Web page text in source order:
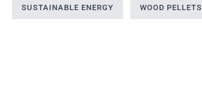
SUSTAINABLE ENERGY WOOD PELLETS